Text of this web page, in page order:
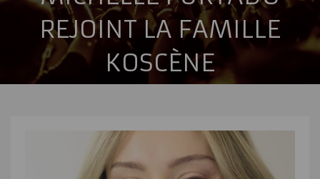
À PROPOS
TOURNÉES
ÉVÉNEMENTS CORPORATIFS ET CONFÉRENCES
NOUVELLES
BILLETTERIE
REJOINT LA FAMILLE
KOSCÈNE